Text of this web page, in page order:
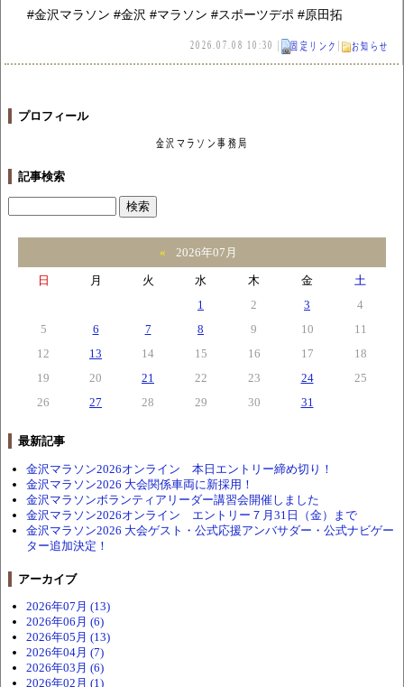
#金沢マラソン #金沢 #マラソン #スポーツデポ #原田拓
2026.07.08 10:30 | 固定リンク | お知らせ
プロフィール
金沢マラソン事務局
記事検索
« 2026年07月
日 月 火 水 木 金
土
1
2 3
4
5
6 7 8 9 10
11
12
13 14 15 16 17
18
19
20 21 22 23 24
25
26
27 28 29 30 31
最新記事
金沢マラソン2026オンライン 本日エントリー締め切り！
金沢マラソン2026 大会関係車両に新採用！
金沢マラソンボランティアリーダー講習会開催しました
金沢マラソン2026オンライン エントリー７月31日（金）まで
金沢マラソン2026 大会ゲスト・公式応援アンバサダー・公式ナビゲー
ター追加決定！
アーカイブ
2026年07月 (13)
2026年06月 (6)
2026年05月 (13)
2026年04月 (7)
2026年03月 (6)
2026年02月 (1)